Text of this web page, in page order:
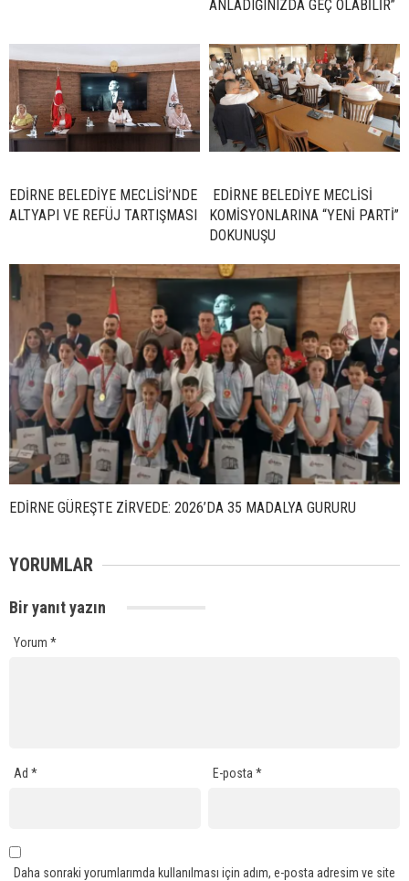
ANLADIĞINIZDA GEÇ OLABİLİR”
EDİRNE BELEDİYE MECLİSİ’NDE
ALTYAPI VE REFÜJ TARTIŞMASI
EDİRNE BELEDİYE MECLİSİ
KOMİSYONLARINA “YENİ PARTİ”
DOKUNUŞU
EDİRNE GÜREŞTE ZİRVEDE: 2026’DA 35 MADALYA GURURU
YORUMLAR
Bir yanıt yazın
Yorum *
Ad * E-posta*
Daha sonraki yorumlarımda kullanılması için adım, e-posta adresim ve site